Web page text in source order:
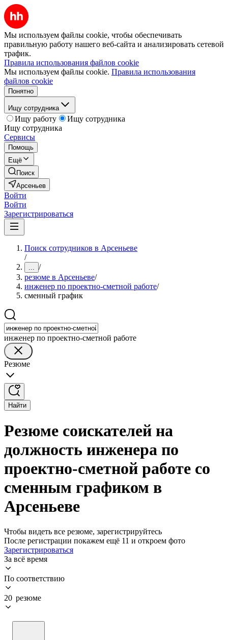
Мы используем файлы cookie, чтобы обеспечивать
правильную работу нашего веб-сайта и анализировать сетевой
трафик.
Правила использования файлов cookie
Мы используем файлы cookie. Правила использования
файлов cookie
Понятно
Ищу сотрудника
Ищу работу
Ищу сотрудника
Ищу сотрудника
Сервисы
Помощь
Ещё
Поиск
Арсеньев
Войти
Войти
Зарегистрироваться
Поиск сотрудников в Арсеньеве
/
... /
резюме в Арсеньеве/
инженер по проектно-сметной работе/
сменный график
инженер по проектно-сметной работе
Резюме
Найти
Резюме соискателей на
должность инженера по
проектно-сметной работе со
сменным графиком в
Арсеньеве
Чтобы видеть все резюме, зарегистрируйтесь
После регистрации покажем ещё 11 и откроем фото
Зарегистрироваться
За всё время
По соответствию
20 резюме